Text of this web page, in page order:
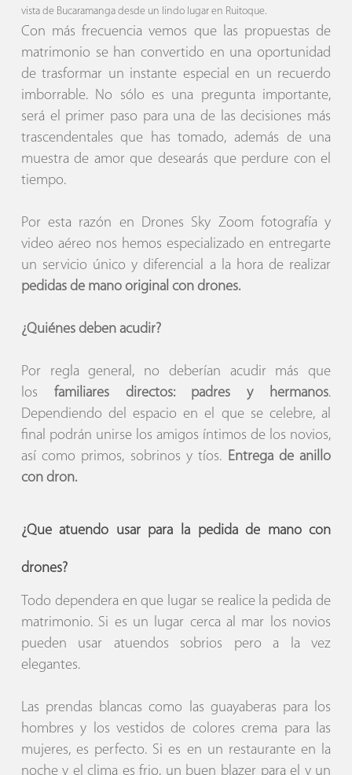
vista de Bucaramanga desde un lindo lugar en Ruitoque.
Con más frecuencia vemos que las propuestas de
matrimonio se han convertido en una oportunidad
de trasformar un instante especial en un recuerdo
imborrable. No sólo es una pregunta importante,
será el primer paso para una de las decisiones más
trascendentales que has tomado, además de una
muestra de amor que desearás que perdure con el
tiempo.
Por esta razón en Drones Sky Zoom fotografía y
video aéreo nos hemos especializado en entregarte
un servicio único y diferencial a la hora de realizar
pedidas de mano original con drones.
¿Quiénes deben acudir?
Por regla general, no deberían acudir más que
los familiares directos: padres y hermanos.
Dependiendo del espacio en el que se celebre, al
final podrán unirse los amigos íntimos de los novios,
así como primos, sobrinos y tíos. Entrega de anillo
con dron.
¿Que atuendo usar para la pedida de mano con
drones?
Todo dependera en que lugar se realice la pedida de
matrimonio. Si es un lugar cerca al mar los novios
pueden usar atuendos sobrios pero a la vez
elegantes.
Las prendas blancas como las guayaberas para los
hombres y los vestidos de colores crema para las
mujeres, es perfecto. Si es en un restaurante en la
noche y el clima es frio, un buen blazer para el y un